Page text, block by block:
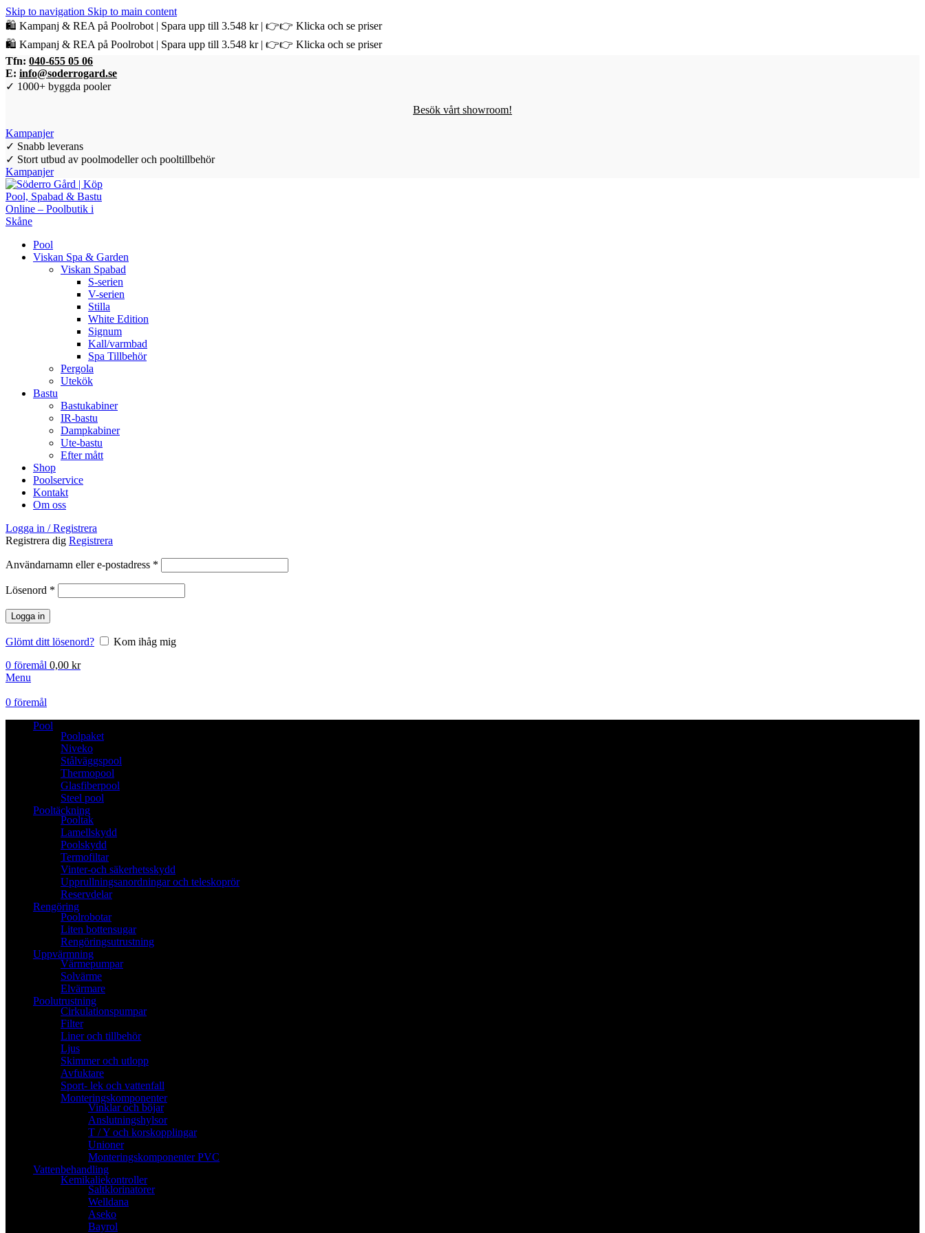
Skip to navigation Skip to main content
🛍️ Kampanj & REA på Poolrobot | Spara upp till 3.548 kr | 👉👉 Klicka och se priser
🛍️ Kampanj & REA på Poolrobot | Spara upp till 3.548 kr | 👉👉 Klicka och se priser
Tfn: 040-655 05 06
E: info@soderrogard.se
✓ 1000+ byggda pooler
Besök vårt showroom!
Kampanjer
✓ Snabb leverans
✓ Stort utbud av poolmodeller och pooltillbehör
Kampanjer
Pool
Viskan Spa & Garden
Viskan Spabad
S-serien
V-serien
Stilla
White Edition
Signum
Kall/varmbad
Spa Tillbehör
Pergola
Utekök
Bastu
Bastukabiner
IR-bastu
Dampkabiner
Ute-bastu
Efter mått
Shop
Poolservice
Kontakt
Om oss
Logga in / Registrera
Registrera dig Registrera
Användarnamn eller e-postadress *
Lösenord *
Logga in
Glömt ditt lösenord?
Kom ihåg mig
0 föremål 0,00 kr
Menu
0 föremål
Pool
Poolpaket
Niveko
Stålväggspool
Thermopool
Glasfiberpool
Steel pool
Pooltäckning
Pooltak
Lamellskydd
Poolskydd
Termofiltar
Vinter-och säkerhetsskydd
Upprullningsanordningar och teleskoprör
Reservdelar
Rengöring
Poolrobotar
Liten bottensugar
Rengöringsutrustning
Uppvärmning
Värmepumpar
Solvärme
Elvärmare
Poolutrustning
Cirkulationspumpar
Filter
Liner och tillbehör
Ljus
Skimmer och utlopp
Avfuktare
Sport- lek och vattenfall
Monteringskomponenter
Vinklar och böjar
Anslutningshylsor
T / Y och korskopplingar
Unioner
Monteringskomponenter PVC
Vattenbehandling
Kemikaliekontroller
Saltklorinatorer
Welldana
Aseko
Bayrol